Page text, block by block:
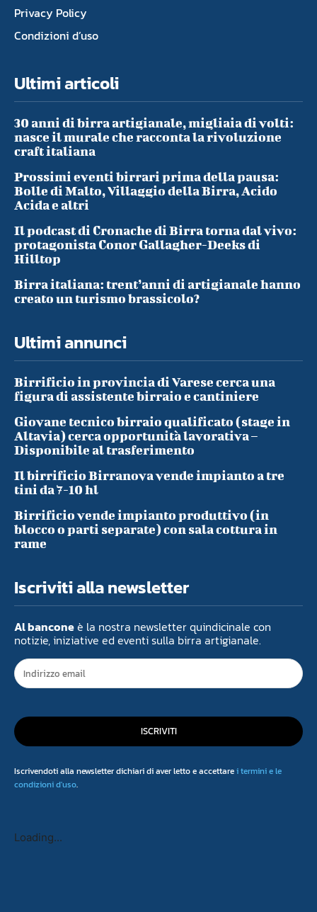
Privacy Policy
Condizioni d’uso
Ultimi articoli
30 anni di birra artigianale, migliaia di volti:
nasce il murale che racconta la rivoluzione
craft italiana
Prossimi eventi birrari prima della pausa:
Bolle di Malto, Villaggio della Birra, Acido
Acida e altri
Il podcast di Cronache di Birra torna dal vivo:
protagonista Conor Gallagher-Deeks di
Hilltop
Birra italiana: trent’anni di artigianale hanno
creato un turismo brassicolo?
Ultimi annunci
Birrificio in provincia di Varese cerca una
figura di assistente birraio e cantiniere
Giovane tecnico birraio qualificato (stage in
Altavia) cerca opportunità lavorativa –
Disponibile al trasferimento
Il birrificio Birranova vende impianto a tre
tini da 7-10 hl
Birrificio vende impianto produttivo (in
blocco o parti separate) con sala cottura in
rame
Iscriviti alla newsletter
Al banconeè la nostra newsletter quindicinale con
notizie, iniziative ed eventi sulla birra artigianale.
ISCRIVITI
Iscrivendoti alla newsletter dichiari di aver letto e accettarei termini e le
condizioni d'uso.
Loading...